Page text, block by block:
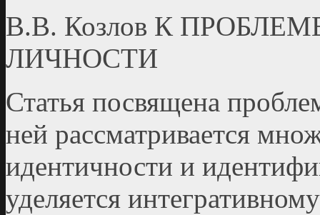
В.В. Козлов К
ЛИЧНОСТИ
Статья посвящена
ней рассматривается
идентичности и
уделяется